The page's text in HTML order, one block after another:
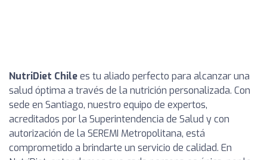
NutriDiet Chilees tu aliado perfecto para alcanzar una
salud óptima a través de la nutrición personalizada. Con
sede en Santiago, nuestro equipo de expertos,
acreditados por la Superintendencia de Salud y con
autorización de la SEREMI Metropolitana, está
comprometido a brindarte un servicio de calidad. En